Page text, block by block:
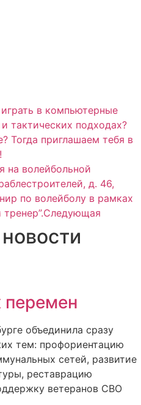
в компьютерные
тактических подходах?
Тогда приглашаем тебя в
на волейбольной
д. 46,
по волейболу в рамках
Следующая
перемен
объединила сразу
тем: профориентацию
сетей, развитие
реставрацию
ветеранов СВО